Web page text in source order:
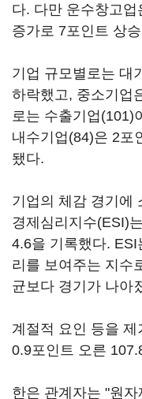
다. 다만 운수창고
증가로 7포인트 상
기업 규모별로는 대
하락했고, 중소기업
로는 수출기업(101)
내수기업(84)은 2포
됐다.
기업의 체감 경기에
경제심리지수(ESI)
4.6을 기록했다.
리를 보여주는 지수
균보다 경기가 나아
계절적 요인 등을 제
0.9포인트 오른
한은 관계자는 "원